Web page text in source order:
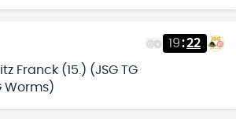
19:22
Franck (15.) (JSG TG
Worms)